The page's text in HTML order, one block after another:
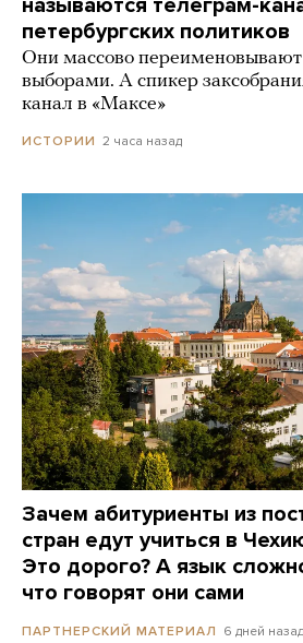
называются телеграм-
петербургских политиков
Они массово переименовывают
выборами. А спикер
канал в «Максе»
ИСТОРИИ 2 часа назад
Зачем абитуриенты из
стран едут учиться в
Это дорого? А язык
что говорят они сами
ПАРТНЕРСКИЙ МАТЕРИАЛ 6 дней назад